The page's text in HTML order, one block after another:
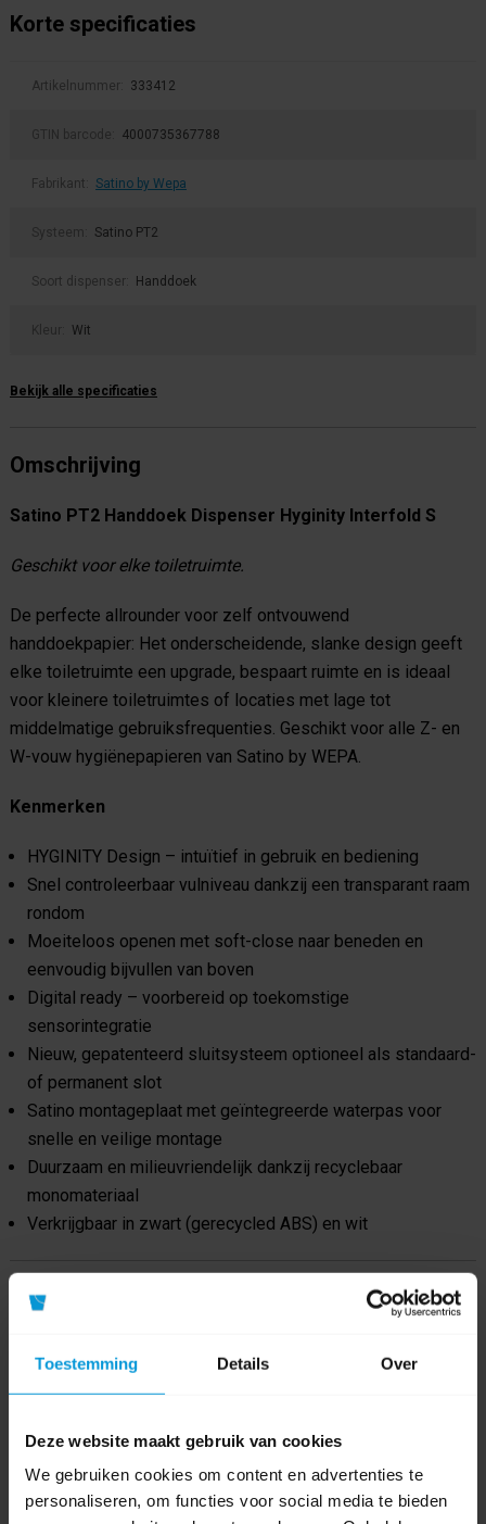
Toestemming Details Over
Deze website maakt gebruik van cookies
We gebruiken cookies om content en advertenties te
personaliseren, om functies voor social media te bieden
Korte specificaties
Artikelnummer: 333412
GTIN barcode: 4000735367788
Fabrikant: Satino by Wepa
Systeem: Satino PT2
Soort dispenser: Handdoek
Kleur: Wit
Bekijk alle specificaties
Omschrijving
Satino PT2 Handdoek Dispenser Hyginity Interfold S
Geschikt voor elke toiletruimte.
De perfecte allrounder voor zelf ontvouwend
handdoekpapier: Het onderscheidende, slanke design geeft
elke toiletruimte een upgrade, bespaart ruimte en is ideaal
voor kleinere toiletruimtes of locaties met lage tot
middelmatige gebruiksfrequenties. Geschikt voor alle Z- en
W-vouw hygiënepapieren van Satino by WEPA.
Kenmerken
HYGINITY Design – intuïtief in gebruik en bediening
Snel controleerbaar vulniveau dankzij een transparant raam
rondom
Moeiteloos openen met soft-close naar beneden en
eenvoudig bijvullen van boven
Digital ready – voorbereid op toekomstige
sensorintegratie
Nieuw, gepatenteerd sluitsysteem optioneel als standaard-
of permanent slot
Satino montageplaat met geïntegreerde waterpas voor
snelle en veilige montage
Duurzaam en milieuvriendelijk dankzij recyclebaar
monomateriaal
Verkrijgbaar in zwart (gerecycled ABS) en wit
Product specificaties
Artikelnummer
Systeem Satino PT2